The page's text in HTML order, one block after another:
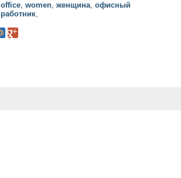
office, women, женщина, офисный
работник,